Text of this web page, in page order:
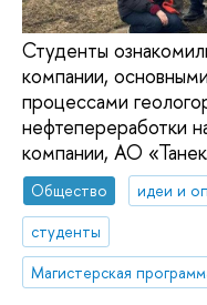
Студенты
компании,
процессами
нефтепереработки
компании, АО
Общество
идеи и
студенты